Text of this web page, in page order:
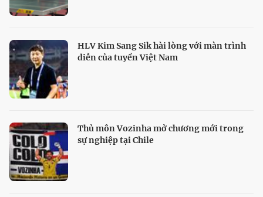
HLV Kim Sang Sik hài lòng với màn trình
diễn của tuyển Việt Nam
Thủ môn Vozinha mở chương mới trong
sự nghiệp tại Chile